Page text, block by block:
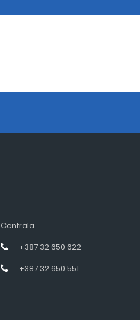
Centrala
+387 32 650 622
+387 32 650 551